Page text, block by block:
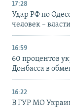
17:28
Удар РФ по
человек – власти
16:59
60 процентов
Донбасса в
16:22
В ГУР МО